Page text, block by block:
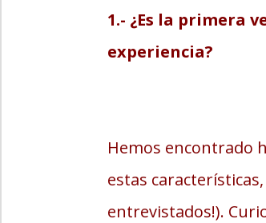
1.- ¿Es la primera
experiencia?
Hemos encontrado
estas
entrevistados!).